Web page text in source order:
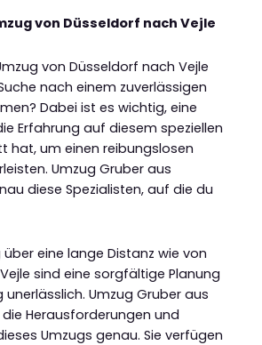
von Düsseldorf nach Vejle
von Düsseldorf nach Vejle
nach einem zuverlässigen
Dabei ist es wichtig, eine
Erfahrung auf diesem speziellen
hat, um einen reibungslosen
Umzug Gruber aus
diese Spezialisten, auf die du
über eine lange Distanz wie von
sind eine sorgfältige Planung
Umzug Gruber aus
Herausforderungen und
Umzugs genau. Sie verfügen